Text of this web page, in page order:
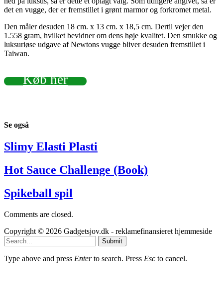
det en vugge, der er fremstillet i grønt marmor og forkromet metal.
Den måler desuden 18 cm. x 13 cm. x 18,5 cm. Dertil vejer den
1.558 gram, hvilket bevidner om dens høje kvalitet. Den smukke og
luksuriøse udgave af Newtons vugge bliver desuden fremstillet i
Taiwan.
Køb her
Se også
Slimy Elasti Plasti
Hot Sauce Challenge (Book)
Spikeball spil
Comments are closed.
Copyright © 2026 Gadgetsjov.dk - reklamefinansieret hjemmeside
Submit
Type above and press Enterto search. Press Esc to cancel.